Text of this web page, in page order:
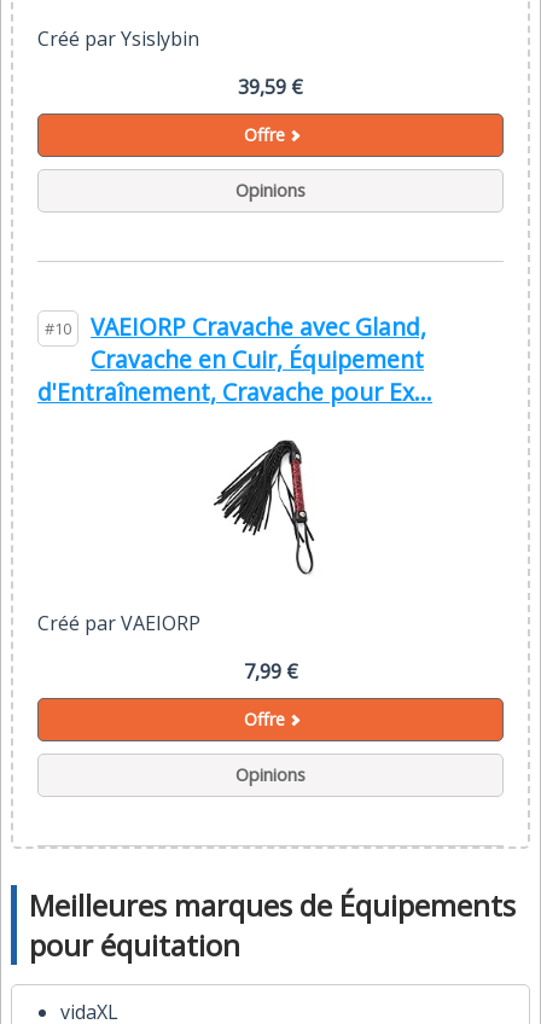
Créé par Ysislybin
39,59 €
Offre
Opinions
#10
VAEIORP Cravache avec Gland,
Cravache en Cuir, Équipement
d'Entraînement, Cravache pour Ex...
Créé par VAEIORP
7,99 €
Offre
Opinions
Meilleures marques de Équipements
pour équitation
vidaXL